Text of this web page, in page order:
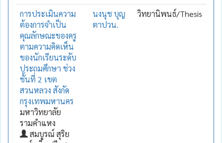
การประเมินความ
ต้องการจำเป็น
คุณลักษณะของครู
ตามความคิดเห็น
ของนักเรียนระดับ
ประถมศึกษา ช่วง
ชั้นที่ 2 เขต
สวนหลวง สังกัด
กรุงเทพมหานคร
มหาวิทยาลัย
รามคำแหง
สมบูรณ์ สุริย
นงนุช บุญ
ตาปวน.
วิทยานิพนธ์/Thesis